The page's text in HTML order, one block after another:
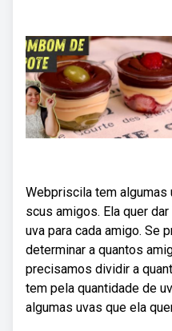
Webpriscila tem algumas
scus amigos. Ela quer
uva para cada amigo. Se
determinar a quantos
precisamos dividir a
tem pela quantidade de
algumas uvas que ela